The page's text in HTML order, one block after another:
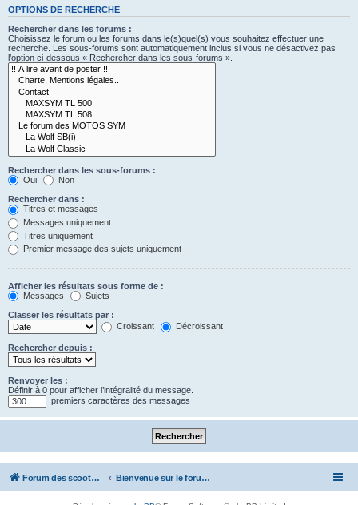
OPTIONS DE RECHERCHE
Rechercher dans les forums :
Choisissez le forum ou les forums dans le(s)quel(s) vous souhaitez effectuer une
recherche. Les sous-forums sont automatiquement inclus si vous ne désactivez pas
l’option ci-dessous « Rechercher dans les sous-forums ».
Rechercher dans les sous-forums :
Oui
Non
Rechercher dans :
Titres et messages
Messages uniquement
Titres uniquement
Premier message des sujets uniquement
Afficher les résultats sous forme de :
Messages
Sujets
Classer les résultats par :
Croissant
Décroissant
Rechercher depuis :
Renvoyer les :
Définir à 0 pour afficher l’intégralité du message.
premiers caractères des messages
Forum des scooters SYM - GTS -MAXSYM - CRUISYM - JOYMAX - Maxsym TL Bienvenue sur le forum des scooters de la gamme SYM